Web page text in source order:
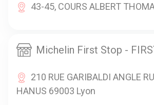
43-45, COURS ALBERT
Michelin First Stop -
210 RUE GARIBALDI ANGLE
HANUS 69003 Lyon